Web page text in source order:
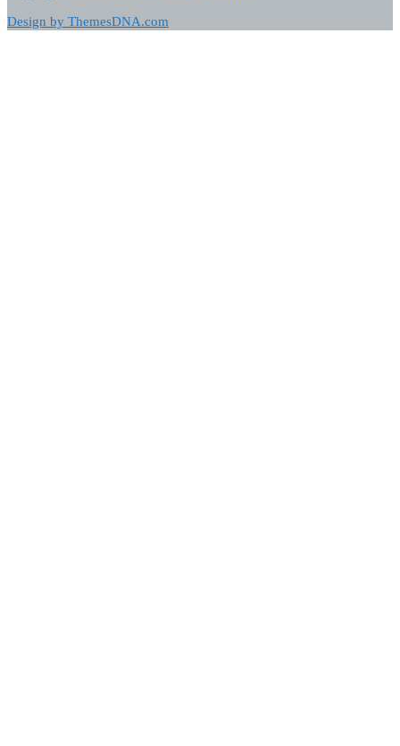
Design by ThemesDNA.com